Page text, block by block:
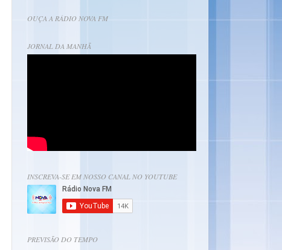
OUÇA A RÁDIO NOVA FM
JORNAL DA MANHÃ
INSCREVA-SE EM NOSSO CANAL NO YOUTUBE
PREVISÃO DO TEMPO